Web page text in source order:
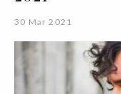
30 Mar 2021